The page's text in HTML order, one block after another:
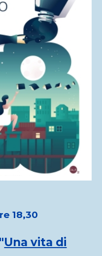
18,30
Una vita di